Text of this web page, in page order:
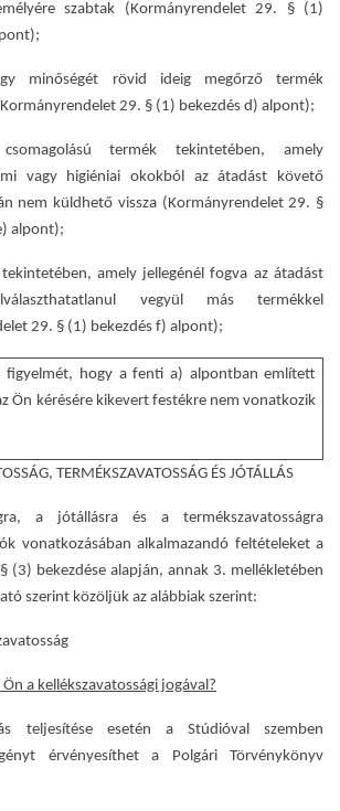
szabtak (Kormányrendelet 29. § (1)
minőségét rövid ideig megőrző termék
29. § (1) bekezdés d) alpont);
termék tekintetében, amely
vagy higiéniai okokból az átadást követő
nem küldhető vissza (Kormányrendelet 29. §
alpont);
amely jellegénél fogva az átadást
vegyül más termékkel
29. § (1) bekezdés f) alpont);
figyelmét, hogy a fenti a) alpontban említett
Ön kérésére kikevert festékre nem vonatkozik
TERMÉKSZAVATOSSÁG ÉS JÓTÁLLÁS
a jótállásra és a termékszavatosságra
vonatkozásában alkalmazandó feltételeket a
(3) bekezdése alapján, annak 3. mellékletében
szerint közöljük az alábbiak szerint:
a kellékszavatossági jogával?
teljesítése esetén a Stúdióval szemben
érvényesíthet a Polgári Törvénykönyv